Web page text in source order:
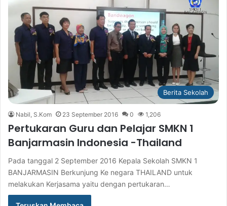
Berita Sekolah
Nabil, S.Kom 23 September 2016 0 1,206
Pertukaran Guru dan Pelajar SMKN 1
Banjarmasin Indonesia -Thailand
Pada tanggal 2 September 2016 Kepala Sekolah SMKN 1
BANJARMASIN Berkunjung Ke negara THAILAND untuk
melakukan Kerjasama yaitu dengan pertukaran…